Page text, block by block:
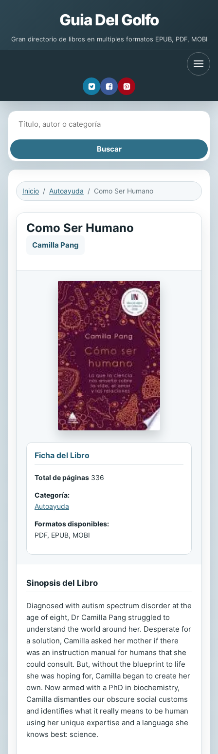
Guia Del Golfo
Gran directorio de libros en multiples formatos EPUB, PDF, MOBI
Inicio Autoayuda Como Ser Humano
Como Ser Humano
Camilla Pang
Ficha del Libro
Total de páginas 336
Categoría:
Autoayuda
Formatos disponibles:
PDF, EPUB, MOBI
Sinopsis del Libro
Diagnosed with autism spectrum disorder at the
age of eight, Dr Camilla Pang struggled to
understand the world around her. Desperate for
a solution, Camilla asked her mother if there
was an instruction manual for humans that she
could consult. But, without the blueprint to life
she was hoping for, Camilla began to create her
own. Now armed with a PhD in biochemistry,
Camilla dismantles our obscure social customs
and identifies what it really means to be human
using her unique expertise and a language she
knows best: science.